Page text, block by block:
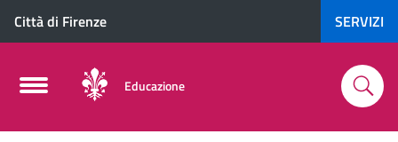
Città di Firenze SERVIZI
Educazione